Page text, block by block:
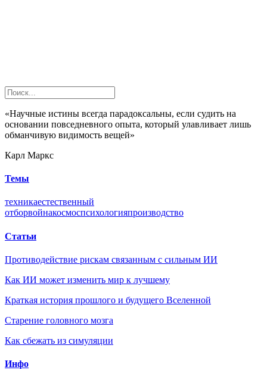
«Научные истины всегда парадоксальны, если судить на
основании повседневного опыта, который улавливает лишь
обманчивую видимость вещей»
Карл Маркс
Темы
техникаестественный
отборвойнакосмоспсихологияпроизводство
Статьи
Противодействие рискам связанным с сильным ИИ
Как ИИ может изменить мир к лучшему
Краткая история прошлого и будущего Вселенной
Старение головного мозга
Как сбежать из симуляции
Инфо